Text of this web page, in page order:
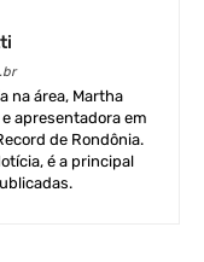
na área, Martha
apresentadora em
de Rondônia.
é a principal